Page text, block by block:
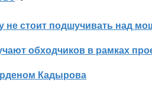
не стоит подшучивать над
обходчиков в рамках
Кадырова